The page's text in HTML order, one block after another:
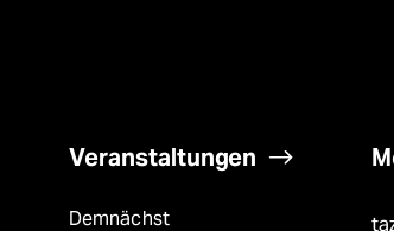
Veranstaltungen
Demnächst